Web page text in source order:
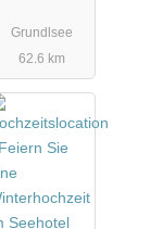
Grundlsee
62.6 km